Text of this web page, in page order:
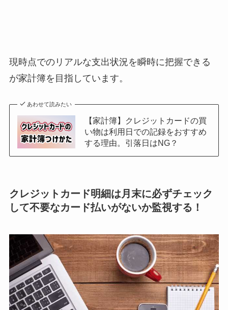
現時点でのリアルな支出状況を瞬時に把握できる
が家計簿を目指しています。
あわせて読みたい
【家計簿】クレジットカードの買
い物は利用日での記録をおすすめ
する理由。引落日はNG？
クレジットカード明細は月末に必ずチェック
して不要なカード払いがないか監視する！